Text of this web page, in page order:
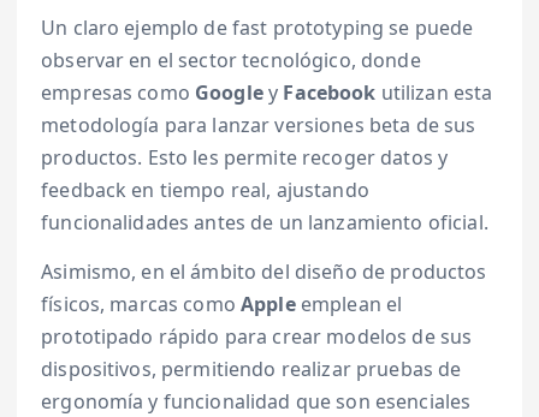
Un claro ejemplo de fast prototyping se puede
observar en el sector tecnológico, donde
empresas como Googley Facebook utilizan esta
metodología para lanzar versiones beta de sus
productos. Esto les permite recoger datos y
feedback en tiempo real, ajustando
funcionalidades antes de un lanzamiento oficial.
Asimismo, en el ámbito del diseño de productos
físicos, marcas comoAppleemplean el
prototipado rápido para crear modelos de sus
dispositivos, permitiendo realizar pruebas de
ergonomía y funcionalidad que son esenciales